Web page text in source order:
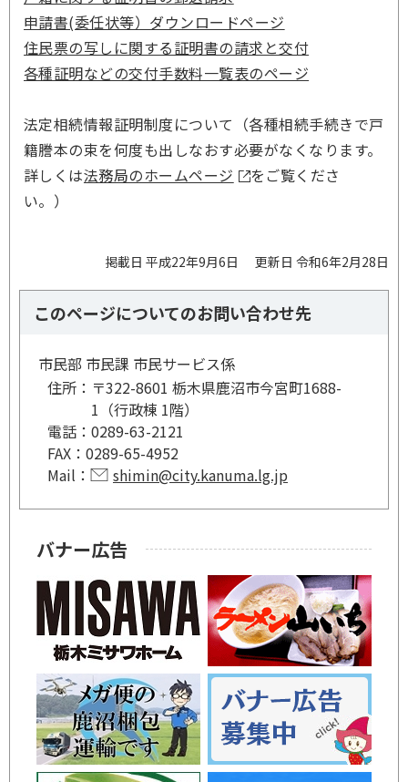
申請書(委任状等）ダウンロードページ
住民票の写しに関する証明書の請求と交付
各種証明などの交付手数料一覧表のページ
法定相続情報証明制度について（各種相続手続きで戸
籍謄本の束を何度も出しなおす必要がなくなります。
詳しくは法務局のホームページ
をご覧くださ
い。）
掲載日 平成22年9月6日 更新日 令和6年2月28日
このページについてのお問い合わせ先
市民部 市民課 市民サービス係
住所： 〒322-8601 栃木県鹿沼市今宮町1688-
1（行政棟 1階）
電話： 0289-63-2121
FAX： 0289-65-4952
Mail：
shimin@city.kanuma.lg.jp
バナー広告